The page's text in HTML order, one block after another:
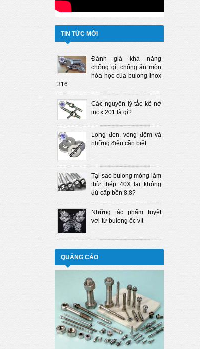
TIN TỨC MỚI
Đánh giá khả năng
chống gỉ, chống ăn mòn
hóa học của bulong inox
316
Các nguyên lý tắc kê nở
inox 201 là gì?
Long đen, vòng đệm và
những điều cần biết
Tại sao bulong móng làm
thừ thép 40X lại không
đủ cấp bền 8.8?
Những tác phẩm tuyệt
vời từ bulong ốc vít
QUẢNG CÁO